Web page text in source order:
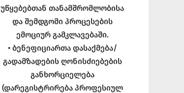
უწყებებთან თანამშრომლობისა
და შემდგომი პროცესების
ემოციურ გამკლავებაში.
• ბენეფიციართა დასაქმება/
გადამზადების ღონისძიებების
განხორციელება
(დარეგისტრირება პროფესიულ